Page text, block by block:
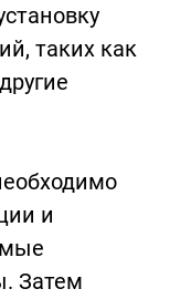
таких как
и
Затем